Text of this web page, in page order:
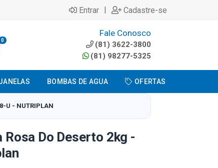
Entrar | Cadastre-se
0
Fale Conosco
(81) 3622-3800
(81) 98277-5325
BOMBAS DE AGUA OFERTAS
U - NUTRIPLAN
Do Deserto 2kg -